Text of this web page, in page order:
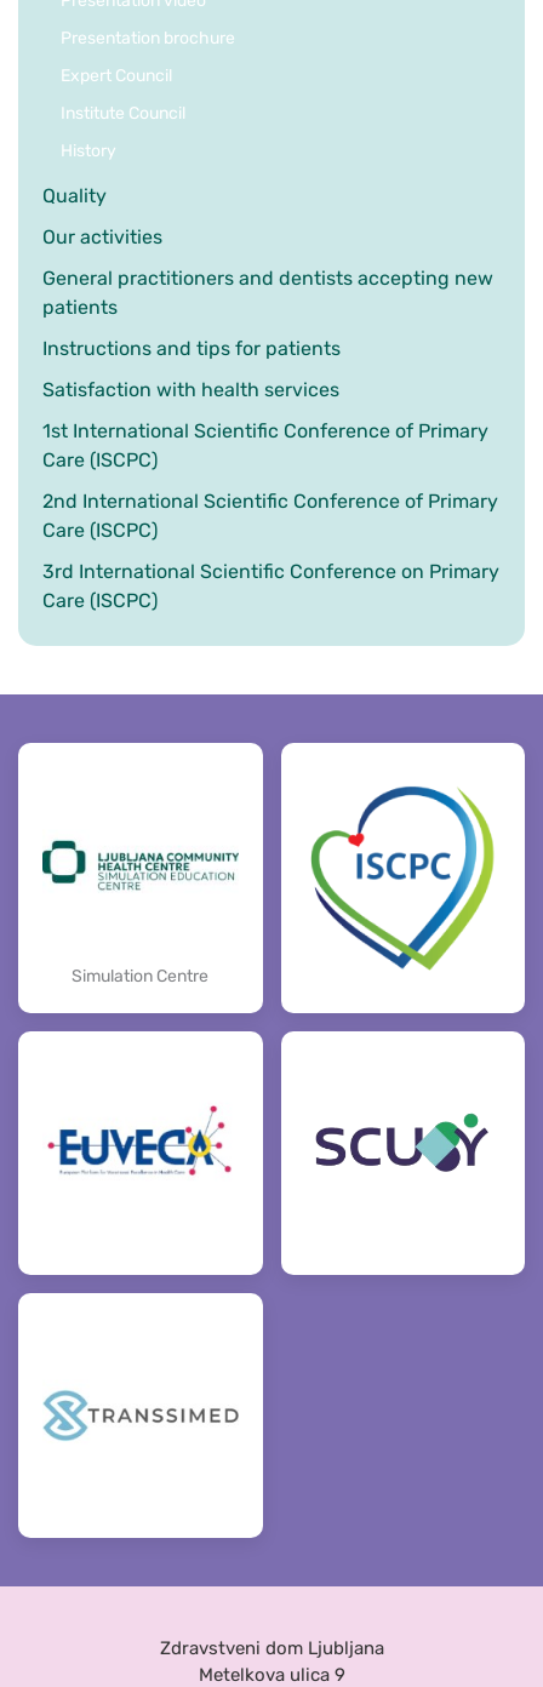
Presentation brochure
Expert Council
Institute Council
History
Quality
Our activities
General practitioners and dentists accepting new
patients
Instructions and tips for patients
Satisfaction with health services
1st International Scientific Conference of Primary
Care (ISCPC)
2nd International Scientific Conference of Primary
Care (ISCPC)
3rd International Scientific Conference on Primary
Care (ISCPC)
Simulation Centre
Zdravstveni dom Ljubljana
Metelkova ulica 9